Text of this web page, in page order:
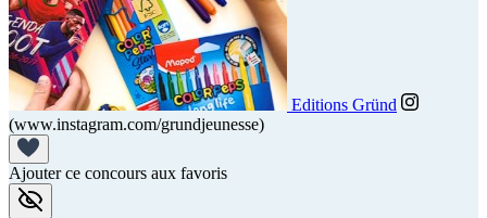
Editions Gründ
(www.instagram.com/grundjeunesse)
Ajouter ce concours aux favoris